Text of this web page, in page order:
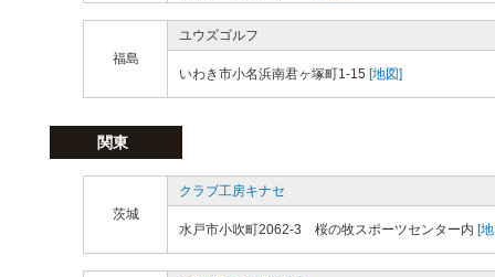
福島
ユウズゴルフ
いわき市小名浜南君ヶ塚町1-15 [地図]
関東
茨城
クラブ工房キナセ
水戸市小吹町2062-3 桜の牧スポーツセンター内 [